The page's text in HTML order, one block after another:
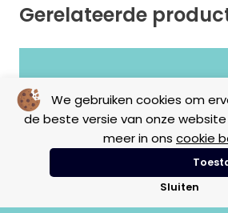
We gebruiken cookies om
de beste versie van onze website
meer in ons cookie
Sluiten
Gerelateerde